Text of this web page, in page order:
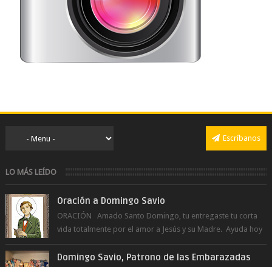
Escríbanos
LO MÁS LEÍDO
Oración a Domingo Savio
ORACIÓN Amado Santo Domingo, tu entregaste tu corta
vida totalmente por el amor a Jesús y su Madre. Ayuda hoy
a la juventud para ...
Domingo Savio, Patrono de las Embarazadas